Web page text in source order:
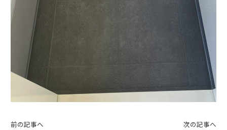
前の記事へ 次の記事へ